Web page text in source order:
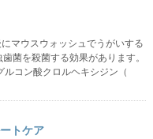
マウスウォッシュでうがいする
菌を殺菌する効果があります。
コン酸クロルヘキシジン（
トケア